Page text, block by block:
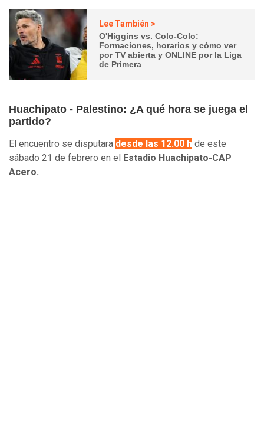
Lee También >
O'Higgins vs. Colo-Colo:
Formaciones, horarios y cómo ver
por TV abierta y ONLINE por la Liga
de Primera
Huachipato - Palestino: ¿A qué hora se juega el
partido?
El encuentro se disputara desde las 12.00 h de este
sábado 21 de febrero en el Estadio Huachipato-CAP
Acero.